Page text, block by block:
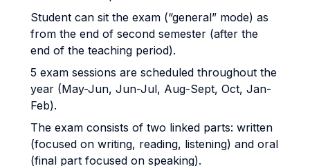
Student can sit the exam (“general” mode) as
from the end of second semester (after the
end of the teaching period).
5 exam sessions are scheduled throughout the
year (May-Jun, Jun-Jul, Aug-Sept, Oct, Jan-
Feb).
The exam consists of two linked parts: written
(focused on writing, reading, listening) and oral
(final part focused on speaking).